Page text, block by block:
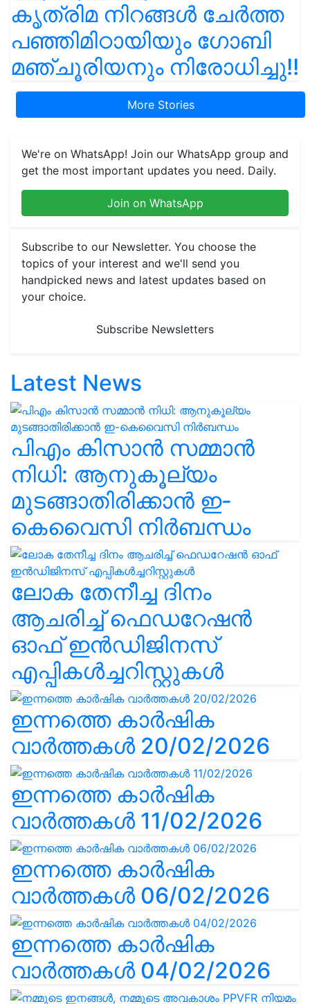
കൃത്രിമ നിറങ്ങൾ ചേർത്ത
പഞ്ഞിമിഠായിയും ഗോബി
മഞ്ചൂരിയനും നിരോധിച്ചു!!
More Stories
We're on WhatsApp! Join our WhatsApp group and
get the most important updates you need. Daily.
Join on WhatsApp
Subscribe to our Newsletter. You choose the
topics of your interest and we'll send you
handpicked news and latest updates based on
your choice.
Subscribe Newsletters
Latest News
പിഎം കിസാൻ സമ്മാൻ
നിധി: ആനുകൂല്യം
മുടങ്ങാതിരിക്കാൻ ഇ-
കെവൈസി നിർബന്ധം
ലോക തേനീച്ച ദിനം
ആചരിച്ച് ഫെഡറേഷൻ
ഓഫ് ഇൻഡിജിനസ്
എപ്പികൾച്ചറിസ്റ്റുകൾ
ഇന്നത്തെ കാർഷിക
വാർത്തകൾ 20/02/2026
ഇന്നത്തെ കാർഷിക
വാർത്തകൾ 11/02/2026
ഇന്നത്തെ കാർഷിക
വാർത്തകൾ 06/02/2026
ഇന്നത്തെ കാർഷിക
വാർത്തകൾ 04/02/2026